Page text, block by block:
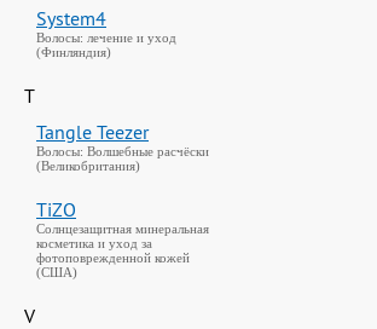
System4
Волосы: лечение и уход
(Финляндия)
T
Tangle Teezer
Волосы: Волшебные расчёски
(Великобритания)
TiZO
Солнцезащитная минеральная
косметика и уход за
фотоповрежденной кожей
(США)
V